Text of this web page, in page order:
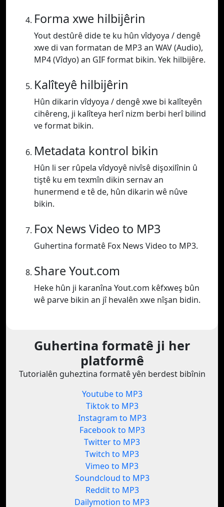
Forma xwe hilbijêrin
Yout destûrê dide te ku hûn vîdyoya / dengê
xwe di van formatan de MP3 an WAV (Audio),
MP4 (Vîdyo) an GIF format bikin. Yek hilbijêre.
Kalîteyê hilbijêrin
Hûn dikarin vîdyoya / dengê xwe bi kalîteyên
cihêreng, ji kalîteya herî nizm berbi herî bilind
ve format bikin.
Metadata kontrol bikin
Hûn li ser rûpela vîdyoyê nivîsê dişoxilînin û
tiştê ku em texmîn dikin sernav an
hunermend e tê de, hûn dikarin wê nûve
bikin.
Fox News Video to MP3
Guhertina formatê Fox News Video to MP3.
Share Yout.com
Heke hûn ji karanîna Yout.com kêfxweş bûn
wê parve bikin an jî hevalên xwe nîşan bidin.
Guhertina formatê ji her
platformê
Tutorialên guheztina formatê yên berdest bibînin
Youtube to MP3
Tiktok to MP3
Instagram to MP3
Facebook to MP3
Twitter to MP3
Twitch to MP3
Vimeo to MP3
Soundcloud to MP3
Reddit to MP3
Dailymotion to MP3